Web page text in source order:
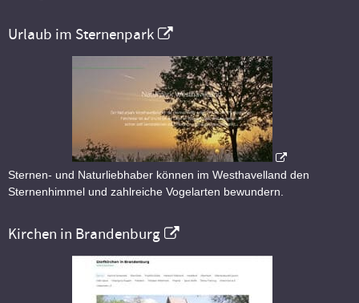
Urlaub im Sternenpark
Sternen- und Naturliebhaber können im Westhavelland den
Sternenhimmel und zahlreiche Vogelarten bewundern.
Kirchen in Brandenburg